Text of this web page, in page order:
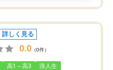
詳しく見る
0.0 （0件）
高1～高3 浪人生